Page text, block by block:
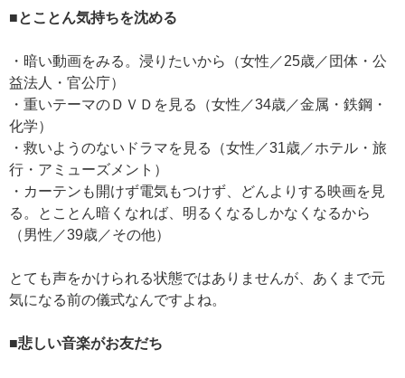
■とことん気持ちを沈める
・暗い動画をみる。浸りたいから（女性／25歳／団体・公
益法人・官公庁）
・重いテーマのＤＶＤを見る（女性／34歳／金属・鉄鋼・
化学）
・救いようのないドラマを見る（女性／31歳／ホテル・旅
行・アミューズメント）
・カーテンも開けず電気もつけず、どんよりする映画を見
る。とことん暗くなれば、明るくなるしかなくなるから
（男性／39歳／その他）
とても声をかけられる状態ではありませんが、あくまで元
気になる前の儀式なんですよね。
■悲しい音楽がお友だち